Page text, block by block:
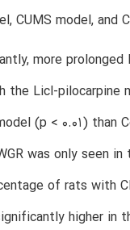
CUMS model, and
more prolonged
the Licl-pilocarpine
(p < 0.01) than
was only seen in
of rats with
higher in